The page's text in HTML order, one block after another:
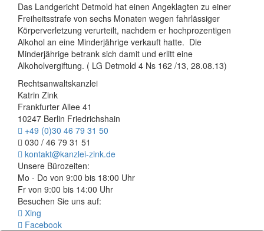
Das Landgericht Detmold hat einen Angeklagten zu einer
Freiheitsstrafe von sechs Monaten wegen fahrlässiger
Körperverletzung verurteilt, nachdem er hochprozentigen
Alkohol an eine Minderjährige verkauft hatte. Die
Minderjährige betrank sich damit und erlitt eine
Alkoholvergiftung. ( LG Detmold 4 Ns 162 /13, 28.08.13)
Rechtsanwaltskanzlei
Katrin Zink
Frankfurter Allee 41
10247 Berlin Friedrichshain
+49 (0)30 46 79 31 50
030 / 46 79 31 51
kontakt@kanzlei-zink.de
Unsere Bürozeiten:
Mo - Do von 9:00 bis 18:00 Uhr
Fr von 9:00 bis 14:00 Uhr
Besuchen Sie uns auf:
Xing
Facebook